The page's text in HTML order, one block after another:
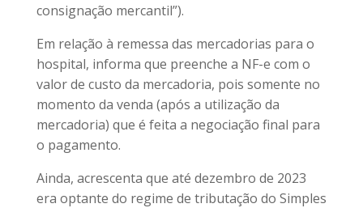
consignação mercantil”).
Em relação à remessa das mercadorias para o
hospital, informa que preenche a NF-e com o
valor de custo da mercadoria, pois somente no
momento da venda (após a utilização da
mercadoria) que é feita a negociação final para
o pagamento.
Ainda, acrescenta que até dezembro de 2023
era optante do regime de tributação do Simples